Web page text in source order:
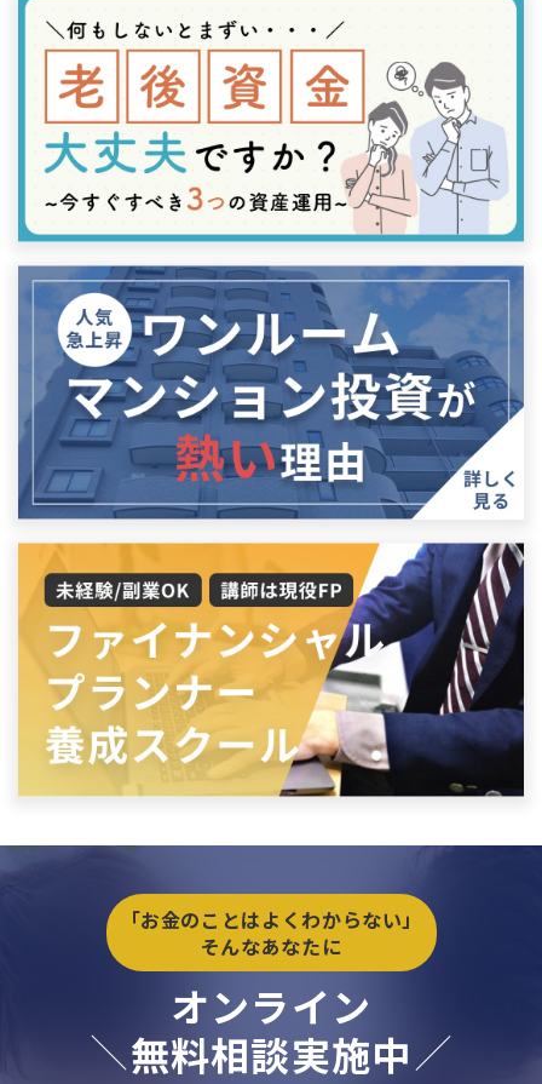
「お金のことはよくわからない」
そんなあなたに
オンライン
無料相談実施中